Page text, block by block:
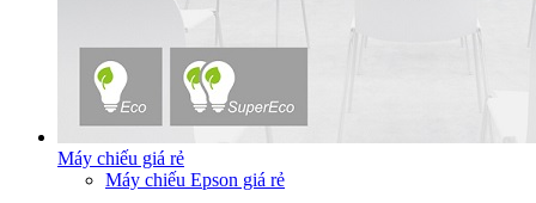
Máy chiếu giá rẻ
Máy chiếu Epson giá rẻ